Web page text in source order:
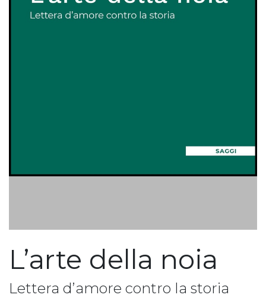
L’arte della noia
Lettera d’amore contro la storia